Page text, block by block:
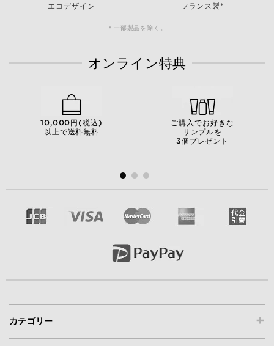
エコデザイン フランス製*
＊一部製品を除く。
オンライン特典
10,000円(税込)
以上で送料無料
ご購入でお好きな
サンプルを
3個プレゼント
+
カテゴリー